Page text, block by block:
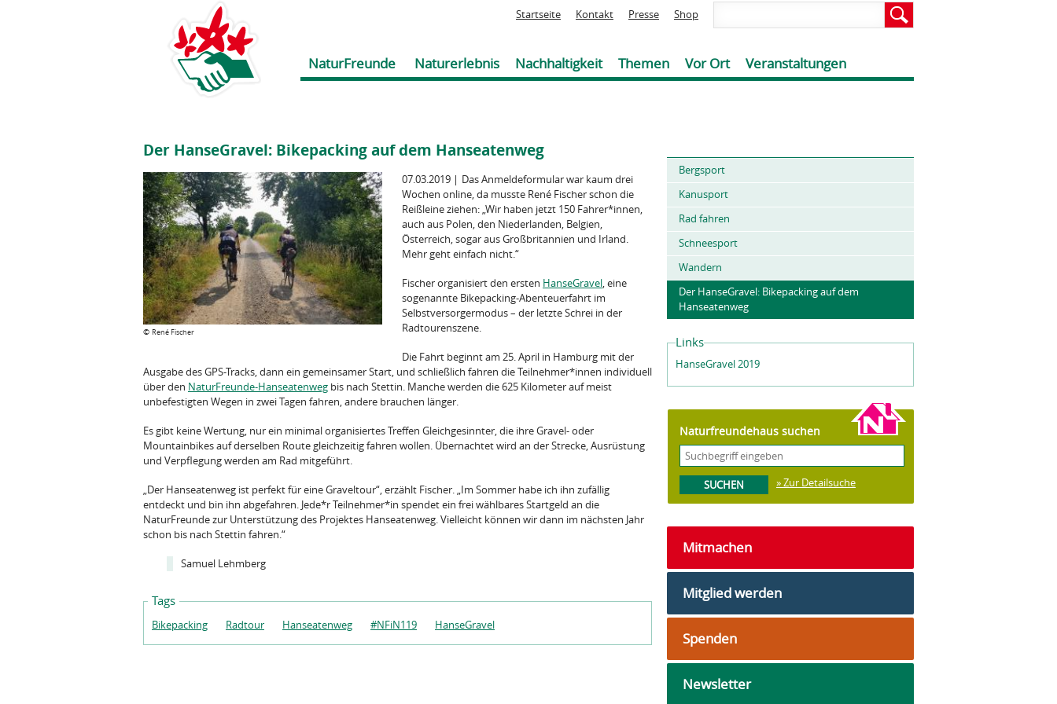
Jump to navigation
Startseite Kontakt Presse Shop
NaturFreunde Naturerlebnis Nachhaltigkeit Themen Vor Ort Veranstaltungen
Der HanseGravel: Bikepacking auf dem Hanseatenweg
© René Fischer
07.03.2019 | Das Anmeldeformular war kaum drei
Wochen online, da musste René Fischer schon die
Reißleine ziehen: „Wir haben jetzt 150 Fahrer*innen,
auch aus Polen, den Niederlanden, Belgien,
Österreich, sogar aus Großbritannien und Irland.
Mehr geht einfach nicht.“
Fischer organisiert den ersten HanseGravel, eine
sogenannte Bikepacking-Abenteuerfahrt im
Selbstversorgermodus – der letzte Schrei in der
Radtourenszene.
Die Fahrt beginnt am 25. April in Hamburg mit der
Ausgabe des GPS-Tracks, dann ein gemeinsamer Start, und schließlich fahren die Teilnehmer*innen individuell
über den NaturFreunde-Hanseatenweg bis nach Stettin. Manche werden die 625 Kilometer auf meist
unbefestigten Wegen in zwei Tagen fahren, andere brauchen länger.
Es gibt keine Wertung, nur ein minimal organisiertes Treffen Gleichgesinnter, die ihre Gravel- oder
Mountainbikes auf derselben Route gleichzeitig fahren wollen. Übernachtet wird an der Strecke, Ausrüstung
und Verpflegung werden am Rad mitgeführt.
„Der Hanseatenweg ist perfekt für eine Graveltour“, erzählt Fischer. „Im Sommer habe ich ihn zufällig
entdeckt und bin ihn abgefahren. Jede*r Teilnehmer*in spendet ein frei wählbares Startgeld an die
NaturFreunde zur Unterstützung des Projektes Hanseatenweg. Vielleicht können wir dann im nächsten Jahr
schon bis nach Stettin fahren.“
Samuel Lehmberg
Tags
Bikepacking Radtour Hanseatenweg #NFiN119 HanseGravel
Sie
sind
hier
Bergsport
Kanusport
Rad fahren
Schneesport
Wandern
Der HanseGravel: Bikepacking auf dem
Hanseatenweg
Links
HanseGravel 2019
Naturfreundehaus suchen
» Zur Detailsuche
Mitmachen
Mitglied werden
Spenden
Newsletter